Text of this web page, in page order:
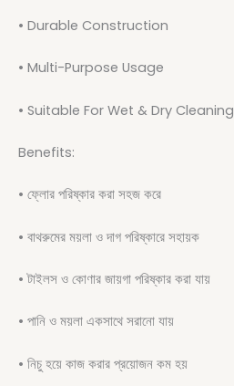
• Durable Construction
• Multi-Purpose Usage
• Suitable For Wet & Dry Cleaning
Benefits:
• ফ্লোর পরিষ্কার করা সহজ করে
• বাথরুমের ময়লা ও দাগ পরিষ্কারে সহায়ক
• টাইলস ও কোণার জায়গা পরিষ্কার করা যায়
• পানি ও ময়লা একসাথে সরানো যায়
• নিচু হয়ে কাজ করার প্রয়োজন কম হয়